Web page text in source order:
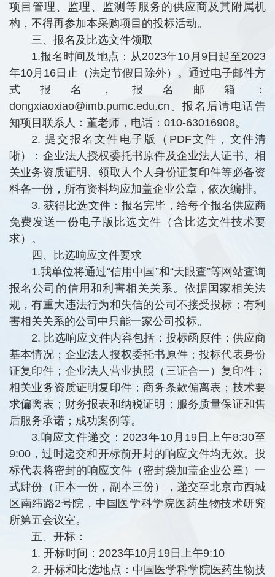
项目管理、监理、监测等服务的供应商及其附属机
构，不得再参加本采购项目的投标活动。
三、报名及比选文件领取
1.报名时间及地点：从2023年10月9日起至2023
年10月16日止（法定节假日除外）。通过电子邮件方
式报名，报名邮箱：
dongxiaoxiao@imb.pumc.edu.cn。报名后请电话告
知项目联系人：董老师，电话：010-63016908。
2. 提交报名文件电子版（PDF文件，文件清
晰）：企业法人授权委托书原件及企业法人证书、相
关业务资质证明、领取人个人身份证复印件等必备资
料各一份，所有资料均应加盖企业公章，依次编排。
3. 获得比选文件：报名完毕，给每个报名供应商
免费发送一份电子版比选文件（含比选文件技术要
求）。
四、比选响应文件要求
1.我单位将通过“信用中国”和“天眼查”等网站查询
报名公司的信用和利害相关关系。依据国家相关法
规，有重大违法行为和失信的公司不接受投标；有利
害相关关系的公司中只能一家公司投标。
2. 比选响应文件内容包括：投标函原件；供应商
基本情况；企业法人授权委托书原件；投标代表身份
证复印件；企业法人营业执照（三证合一）复印件；
相关业务资质证明复印件；商务条款偏离表；技术要
求偏离表；财务报表和纳税证明；服务质量保证和售
后服务承诺；成功案例等。
3.响应文件递交：2023年10月19日上午8:30至
9:00，过时递交和开标前开封的响应文件均无效。投
标代表将密封的响应文件（密封袋加盖企业公章）一
式肆份（正本一份，副本三份），递交至北京市西城
区南纬路2号院，中国医学科学院医药生物技术研究
所第五会议室。
五、开标：
1. 开标时间：2023年10月19日上午9:10
2. 开标和比选地点：中国医学科学院医药生物技